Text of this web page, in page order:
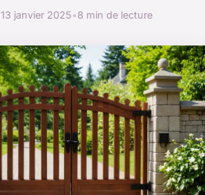
13 janvier 2025•8 min de lecture